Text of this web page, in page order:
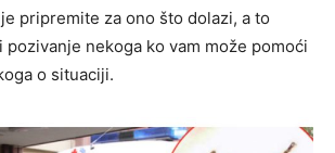
pripremite za ono što dolazi, a to
pozivanje nekoga ko vam može pomoći
o situaciji.